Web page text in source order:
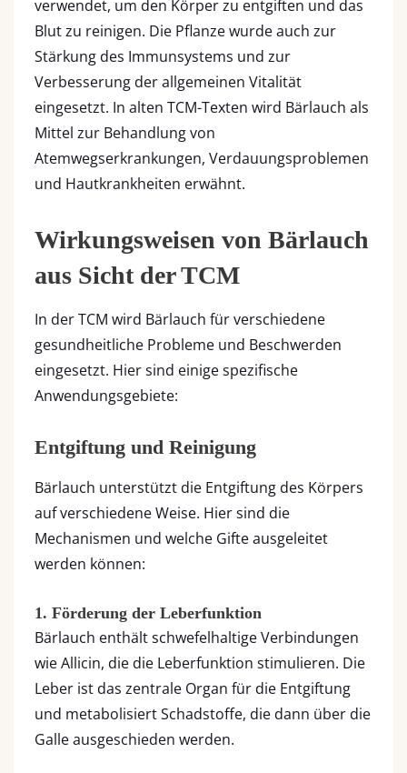
verwendet, um den Körper zu entgiften und das
Blut zu reinigen. Die Pflanze wurde auch zur
Stärkung des Immunsystems und zur
Verbesserung der allgemeinen Vitalität
eingesetzt. In alten TCM-Texten wird Bärlauch als
Mittel zur Behandlung von
Atemwegserkrankungen, Verdauungsproblemen
und Hautkrankheiten erwähnt.
Wirkungsweisen von Bärlauch
aus Sicht der TCM
In der TCM wird Bärlauch für verschiedene
gesundheitliche Probleme und Beschwerden
eingesetzt. Hier sind einige spezifische
Anwendungsgebiete:
Entgiftung und Reinigung
Bärlauch unterstützt die Entgiftung des Körpers
auf verschiedene Weise. Hier sind die
Mechanismen und welche Gifte ausgeleitet
werden können:
1. Förderung der Leberfunktion
Bärlauch enthält schwefelhaltige Verbindungen
wie Allicin, die die Leberfunktion stimulieren. Die
Leber ist das zentrale Organ für die Entgiftung
und metabolisiert Schadstoffe, die dann über die
Galle ausgeschieden werden.